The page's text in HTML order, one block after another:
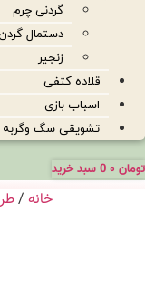
گردنی چرم
دستمال
زنجیر
قلاده کتفی
اسباب بازی
تشویقی سگ وگربه
تومان 0 سبد خرید
خانه /